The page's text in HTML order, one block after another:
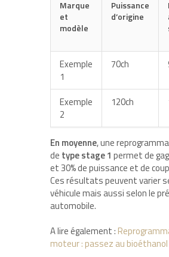
Marque
et
modèle
Puissance
d’origine
Exemple
1
70ch
Exemple
2
120ch
En moyenne, une
de type stage 1 permet de
et 30% de puissance et de
Ces résultats peuvent varier
véhicule mais aussi selon le
automobile.
A lire également :
moteur : passez au bioéthanol